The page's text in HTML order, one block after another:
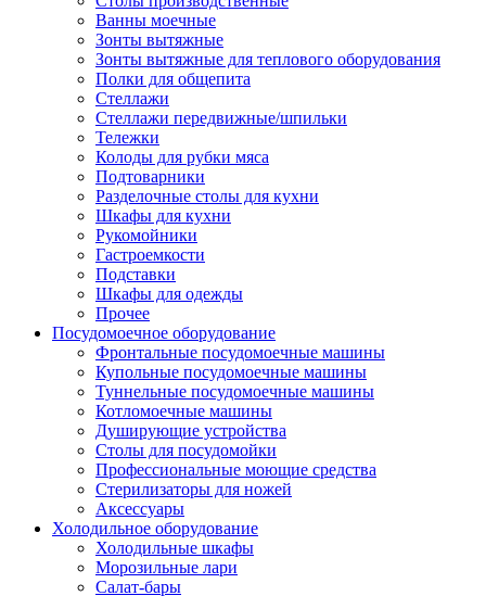
Ванны моечные
Зонты вытяжные
Зонты вытяжные для теплового оборудования
Полки для общепита
Стеллажи
Стеллажи передвижные/шпильки
Тележки
Колоды для рубки мяса
Подтоварники
Разделочные столы для кухни
Шкафы для кухни
Рукомойники
Гастроемкости
Подставки
Шкафы для одежды
Прочее
Посудомоечное оборудование
Фронтальные посудомоечные машины
Купольные посудомоечные машины
Туннельные посудомоечные машины
Котломоечные машины
Душирующие устройства
Столы для посудомойки
Профессиональные моющие средства
Стерилизаторы для ножей
Аксессуары
Холодильное оборудование
Холодильные шкафы
Морозильные лари
Салат-бары